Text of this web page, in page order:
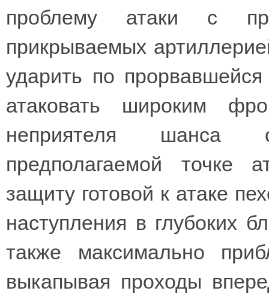
проблему атаки с
прикрываемых
ударить по
атаковать широким
неприятеля шанса
предполагаемой точке
защиту готовой к атаке
наступления в глубоких
также максимально
выкапывая проходы